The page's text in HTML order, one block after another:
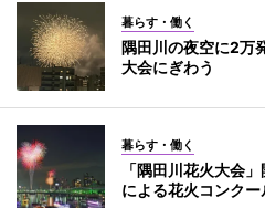
暮らす・働く
隅田川の夜空に2
大会にぎわう
暮らす・働く
「隅田川花火大会
による花火コンクー